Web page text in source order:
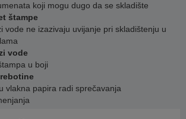
koji mogu dugo da se skladište
štampe
vode ne izazivaju uvijanje pri skladištenju u
vode
u boji
vlakna papira radi sprečavanja